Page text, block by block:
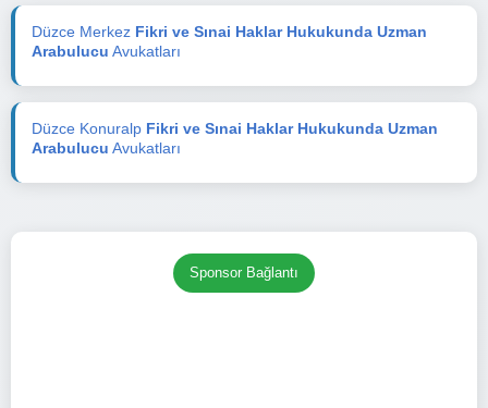
Düzce Merkez Fikri ve Sınai Haklar Hukukunda Uzman
Arabulucu Avukatları
Düzce Konuralp Fikri ve Sınai Haklar Hukukunda Uzman
Arabulucu Avukatları
Sponsor Bağlantı